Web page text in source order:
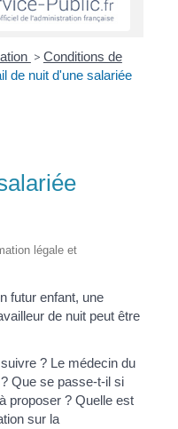
> Conditions de
de nuit d'une salariée
légale et
futur enfant, une
de nuit peut être
? Le médecin du
Que se passe-t-il si
proposer ? Quelle est
sur la